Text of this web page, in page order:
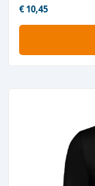
€ 10,45